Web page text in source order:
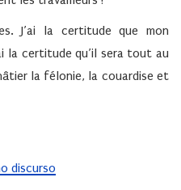
J’ai la certitude que mon
la certitude qu’il sera tout au
la félonie, la couardise et
discurso